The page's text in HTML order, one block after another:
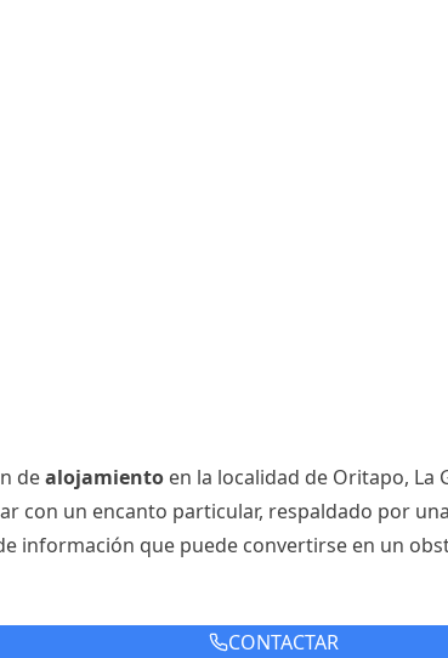
dealojamiento en la localidad de Oritapo,
con un encanto particular, respaldado por
información que puede convertirse en un
CONTACTAR